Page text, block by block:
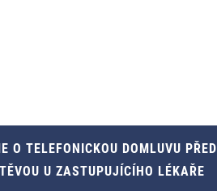
O TELEFONICKOU DOMLUVU PŘED
U ZASTUPUJÍCÍHO LÉKAŘE